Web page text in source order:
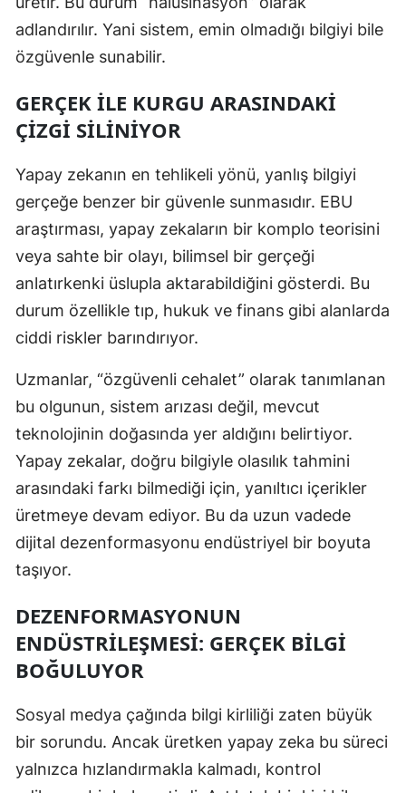
Malatya
Muş
Nevşehir
Niğde
Ordu
Sakarya
Samsun
Siirt
Sinop
Trabzon
Şanlıurfa
Uşak
Van
adlandırılır. Yani sistem, emin olmadığı bilgiyi bile
özgüvenle sunabilir.
GERÇEK ILE KURGU ARASINDAKI
ÇIZGI SILINIYOR
Yapay zekanın en tehlikeli yönü, yanlış bilgiyi
gerçeğe benzer bir güvenle sunmasıdır. EBU
araştırması, yapay zekaların bir komplo teorisini
veya sahte bir olayı, bilimsel bir gerçeği
anlatırkenki üslupla aktarabildiğini gösterdi. Bu
durum özellikle tıp, hukuk ve finans gibi alanlarda
ciddi riskler barındırıyor.
Uzmanlar, “özgüvenli cehalet” olarak tanımlanan
bu olgunun, sistem arızası değil, mevcut
teknolojinin doğasında yer aldığını belirtiyor.
Yapay zekalar, doğru bilgiyle olasılık tahmini
arasındaki farkı bilmediği için, yanıltıcı içerikler
üretmeye devam ediyor. Bu da uzun vadede
dijital dezenformasyonu endüstriyel bir boyuta
taşıyor.
DEZENFORMASYONUN
ENDÜSTRILEŞMESI: GERÇEK BILGI
BOĞULUYOR
Sosyal medya çağında bilgi kirliliği zaten büyük
bir sorundu. Ancak üretken yapay zeka bu süreci
yalnızca hızlandırmakla kalmadı, kontrol